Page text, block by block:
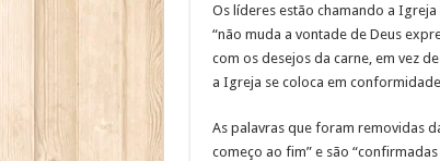
Os líderes estão chamando a
“não muda a vontade de Deus
com os desejos da carne, em vez
a Igreja se coloca em
As palavras que foram removidas
começo ao fim” e são